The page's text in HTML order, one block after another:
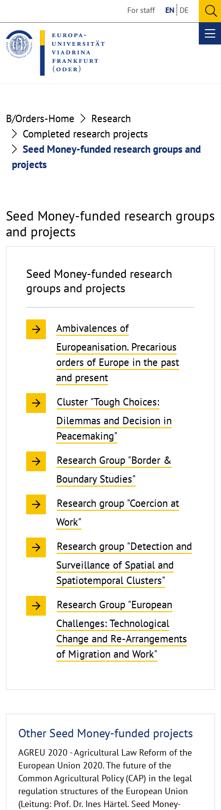
the
content
section
the
footer
section
For staff EN DE
Seed
Money-
funded
research
and
projects
B/Orders-Home
Research
Completed research projects
Seed Money-funded research groups and
projects
Seed Money-funded research groups
and projects
Seed Money-funded research
groups and projects
Ambivalences of
Europeanisation. Precarious
orders of Europe in the past
and present
Cluster "Tough Choices:
Dilemmas and Decision in
Peacemaking"
Research Group "Border &
Boundary Studies"
Research group "Coercion at
Work"
Research group "Detection and
Surveillance of Spatial and
Spatiotemporal Clusters"
Research Group "European
Challenges: Technological
Change and Re-Arrangements
of Migration and Work"
Other Seed Money-funded projects
AGREU 2020 - Agricultural Law Reform of the
European Union 2020. The future of the
Common Agricultural Policy (CAP) in the legal
regulation structures of the European Union
(Leitung: Prof. Dr. Ines Härtel. Seed Money-